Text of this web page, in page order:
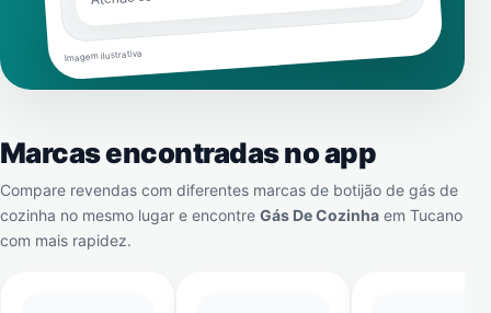
Imagem ilustrativa
Marcas encontradas no app
Compare revendas com diferentes marcas de botijão de gás de
cozinha no mesmo lugar e encontre Gás De Cozinha em Tucano
com mais rapidez.